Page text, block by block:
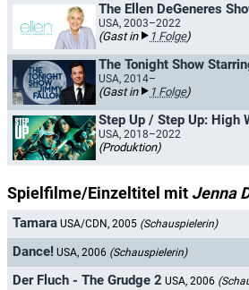
The Ellen DeGeneres
USA, 2003–2022
(Gast in 1 Folge)
The Tonight Show
USA, 2014–
(Gast in 1 Folge)
Step Up / Step Up: High
USA, 2018–2022
(Produktion)
Spielfilme/Einzeltitel mit Jenna
Tamara USA/CDN, 2005 (Schauspielerin)
Dance! USA, 2006 (Schauspielerin)
Der Fluch - The Grudge 2 USA, 2006